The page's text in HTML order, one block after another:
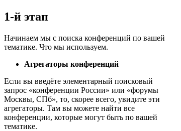
1-й этап
Начинаем мы с поиска конференций по вашей
тематике. Что мы используем.
Агрегаторы конференций
Если вы введёте элементарный поисковый
запрос «конференции России» или «форумы
Москвы, СПб», то, скорее всего, увидите эти
агрегаторы. Там вы можете найти все
конференции, которые могут быть по вашей
тематике.